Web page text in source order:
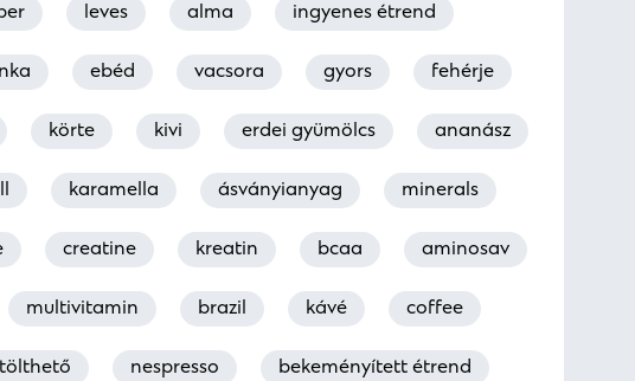
leves alma ingyenes étrend
ebéd vacsora gyors fehérje
körte kivi erdei gyümölcs ananász
karamella ásványianyag minerals
creatine kreatin bcaa aminosav
multivitamin brazil kávé coffee
nespresso bekeményített étrend